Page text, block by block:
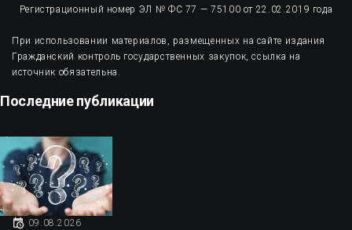
Регистрационный номер ЭЛ № ФС 77 — 75100 от 22.02.2019 года
При использовании материалов, размещенных на сайте издания
Гражданский контроль государственных закупок, ссылка на
источник обязательна.
Последние публикации
09.08.2026